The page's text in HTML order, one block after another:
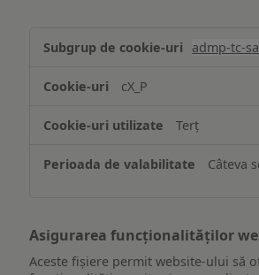
și/sau
informațiilor
pe
dispozitiv
admp-tc-
cX_P
Terț
Câteva
Asigurarea funcționalităților
Aceste fișiere permit website-ului să